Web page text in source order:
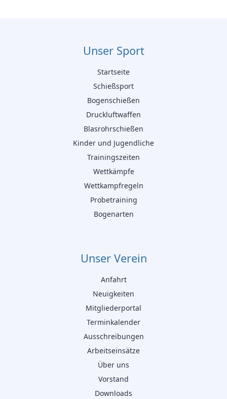
Unser Sport
Startseite
Schießsport
Bogenschießen
Druckluftwaffen
Blasrohrschießen
Kinder und Jugendliche
Trainingszeiten
Wettkämpfe
Wettkampfregeln
Probetraining
Bogenarten
Unser Verein
Anfahrt
Neuigkeiten
Mitgliederportal
Terminkalender
Ausschreibungen
Arbeitseinsätze
Über uns
Vorstand
Downloads